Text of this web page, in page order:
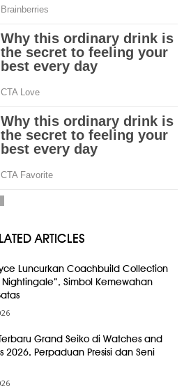
ARTICLES
Luncurkan Coachbuild Collection
Nightingale”, Simbol Kemewahan
Grand Seiko di Watches and
2026, Perpaduan Presisi dan Seni